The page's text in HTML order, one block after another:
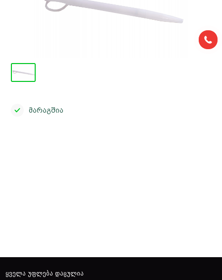
მარაგშია
ყველა უფლება დაცულია